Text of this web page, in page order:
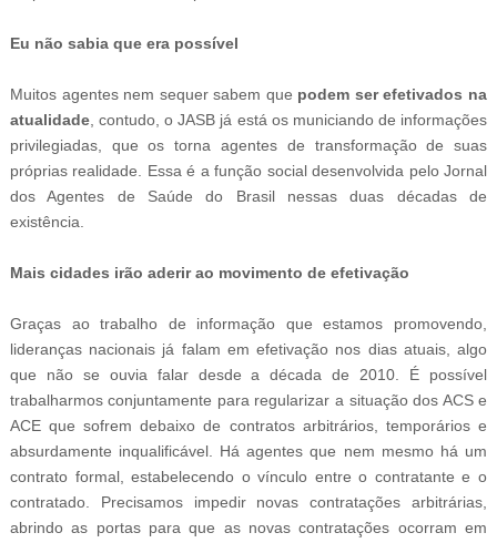
Eu não sabia que era possível
Muitos agentes nem sequer sabem que podem ser efetivados na
atualidade, contudo, o JASB já está os municiando de informações
privilegiadas, que os torna agentes de transformação de suas
próprias realidade. Essa é a função social desenvolvida pelo Jornal
dos Agentes de Saúde do Brasil nessas duas décadas de
existência.
Mais cidades irão aderir ao movimento de efetivação
Graças ao trabalho de informação que estamos promovendo,
lideranças nacionais já falam em efetivação nos dias atuais, algo
que não se ouvia falar desde a década de 2010. É possível
trabalharmos conjuntamente para regularizar a situação dos ACS e
ACE que sofrem debaixo de contratos arbitrários, temporários e
absurdamente inqualificável. Há agentes que nem mesmo há um
contrato formal, estabelecendo o vínculo entre o contratante e o
contratado. Precisamos impedir novas contratações arbitrárias,
abrindo as portas para que as novas contratações ocorram em